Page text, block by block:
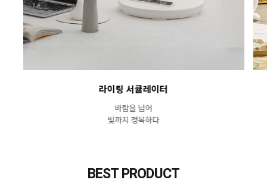
라이팅 서큘레이터
바람을 넘어
빛까지 정복하다
BEST PRODUCT